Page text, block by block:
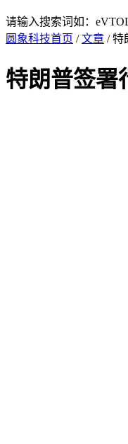
请输入搜索词如：
圆象科技首页 /文章 / 特
特朗普签署